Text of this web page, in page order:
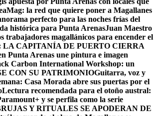
la red que quiere poner a Magallanes
perfecto para las noches frías del
histórica para Punta ArenasJuan Maestro
trabajadores magallánicos para encender el
CAPITANÍA DE PUERTO CIERRA
Punta Arenas une pintura e imagen
Carbon International Workshop: un
CON SU PATRIMONIOGuitarra, voz y
Casa Morada abre sus puertas por el
Lectura recomendada para el otoño austral:
y se perfila como la serie
Y RITUALES SE APODERAN DE